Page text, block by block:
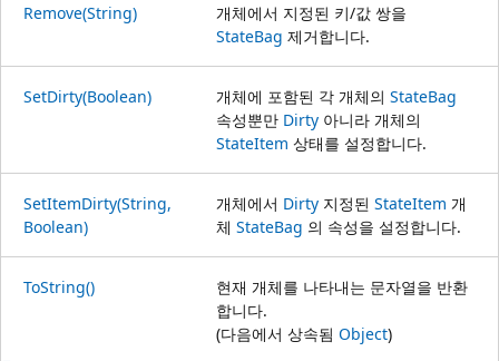
Remove(String)
개체에서 지정된 키/값 쌍을
StateBag 제거합니다.
SetDirty(Boolean) 개체에 포함된 각 개체의 StateBag
속성뿐만 Dirty 아니라 개체의
StateItem 상태를 설정합니다.
SetItemDirty(String,
Boolean)
개체에서 Dirty 지정된 StateItem 개
체 StateBag 의 속성을 설정합니다.
ToString()
현재 개체를 나타내는 문자열을 반환
합니다.
(다음에서 상속됨 Object)